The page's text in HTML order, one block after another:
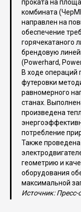
проката на
комбината
направлен на
обеспечение
горячекатаного
брендовую
(Powerhard,
В ходе операций
футеровки
равномерного
станах.
произведена
потребление
Также
геометрию и
оборудования
максимальной
Источник: Пресс-